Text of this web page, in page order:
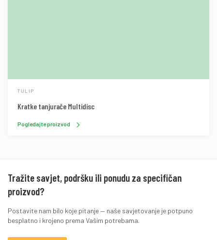
TULIP
Kratke tanjurače Multidisc
Pogledajte proizvod
Tražite savjet, podršku ili ponudu za specifičan
proizvod?
Postavite nam bilo koje pitanje — naše savjetovanje je potpuno
besplatno i krojeno prema Vašim potrebama.